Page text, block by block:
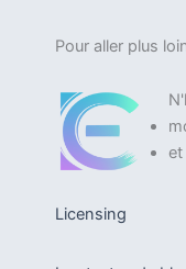
Pour aller plus
et
Licensing